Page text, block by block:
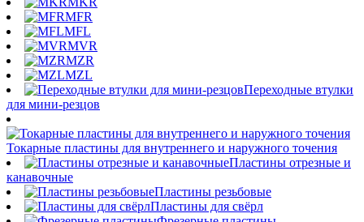
MFR
MFL
MVR
MZR
MZL
Переходные втулки
для мини-резцов
Токарные пластины для внутреннего и наружного точения
Пластины отрезные и
канавочные
Пластины резьбовые
Пластины для свёрл